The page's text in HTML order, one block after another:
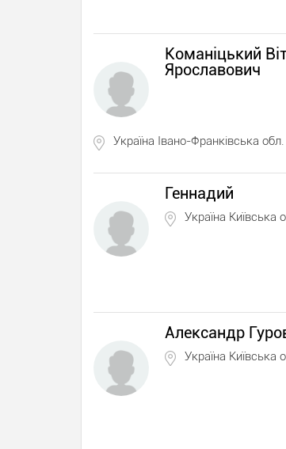
Команіцький
Ярославович
Україна Івано-Франківська
Геннадий
Україна Київська
Александр
Україна Київська